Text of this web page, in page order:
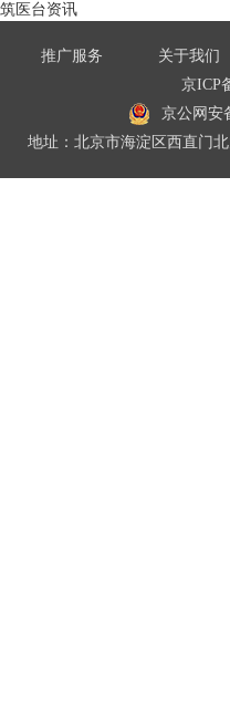
筑医台资讯
推广服务 关于我们
京ICP
京公网安
地址：北京市海淀区西直门